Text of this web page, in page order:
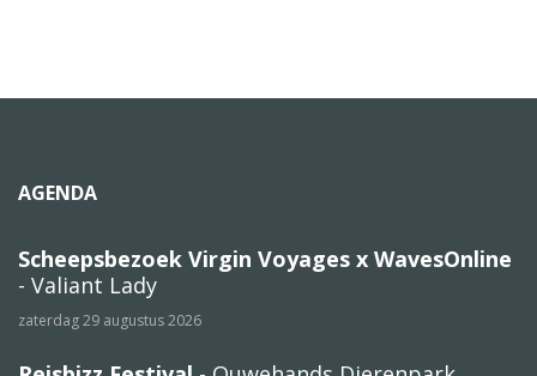
AGENDA
Scheepsbezoek Virgin Voyages x WavesOnline
- Valiant Lady
zaterdag 29 augustus 2026